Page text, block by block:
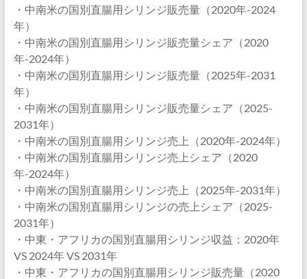
・中南米の国別直腸用シリンジ販売量（2020年-2024
年）
・中南米の国別直腸用シリンジ販売量シェア（2020
年-2024年）
・中南米の国別直腸用シリンジ販売量（2025年-2031
年）
・中南米の国別直腸用シリンジ販売量シェア（2025-
2031年）
・中南米の国別直腸用シリンジ売上（2020年-2024年）
・中南米の国別直腸用シリンジ売上シェア（2020
年-2024年）
・中南米の国別直腸用シリンジ売上（2025年-2031年）
・中南米の国別直腸用シリンジの売上シェア（2025-
2031年）
・中東・アフリカの国別直腸用シリンジ収益：2020年
VS 2024年 VS 2031年
・中東・アフリカの国別直腸用シリンジ販売量（2020